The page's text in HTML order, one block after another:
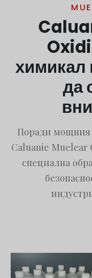
химикал
да
Поради мощния
Caluanie Muelear
специална